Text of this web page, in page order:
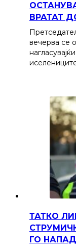
ВРАТАТ
вечерва се
ТАТКО
ГО